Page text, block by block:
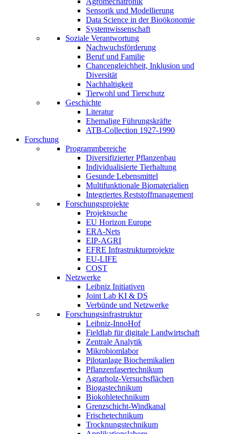
Sensorik und Modellierung
Data Science in der Bioökonomie
Systemwissenschaft
Soziale Verantwortung
Nachwuchsförderung
Beruf und Familie
Chancengleichheit, Inklusion und
Diversität
Nachhaltigkeit
Tierwohl und Tierschutz
Geschichte
Literatur
Ehemalige Führungskräfte
ATB-Collection 1927-1990
Forschung
Programmbereiche
Diversifizierter Pflanzenbau
Individualisierte Tierhaltung
Gesunde Lebensmittel
Multifunktionale Biomaterialien
Integriertes Reststoffmanagement
Forschungsprojekte
Projektsuche
EU Horizon Europe
ERA-Nets
EIP-AGRI
EFRE Infrastrukturprojekte
EU-LIFE
COST
Netzwerke
Leibniz Initiativen
Joint Lab KI & DS
Verbünde und Netzwerke
Forschungsinfrastruktur
Leibniz-InnoHof
Fieldlab für digitale Landwirtschaft
Zentrale Analytik
Mikrobiomlabor
Pilotanlage Biochemikalien
Pflanzenfasertechnikum
Agrarholz-Versuchsflächen
Biogastechnikum
Biokohletechnikum
Grenzschicht-Windkanal
Frischetechnikum
Trocknungstechnikum